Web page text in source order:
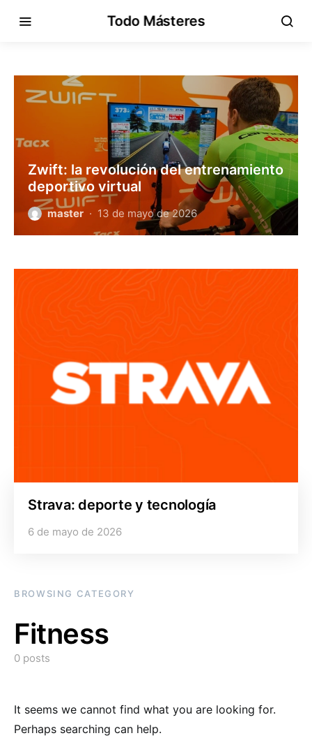
Todo Másteres
Zwift: la revolución del entrenamiento
deportivo virtual
master 13 de mayo de 2026
Strava: deporte y tecnología
6 de mayo de 2026
BROWSING CATEGORY
Fitness
0 posts
It seems we cannot find what you are looking for.
Perhaps searching can help.